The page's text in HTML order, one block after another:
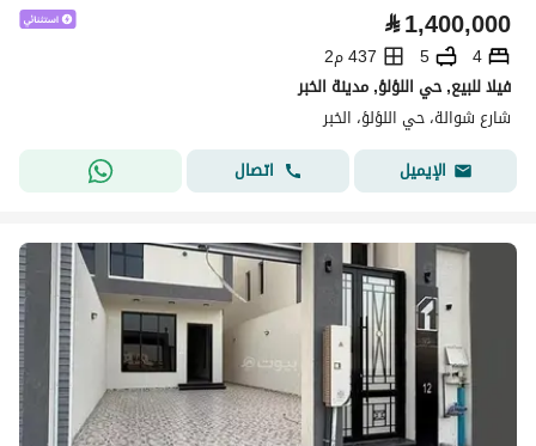
⃁1,400,000
4
5
437 م2
فيلا للبيع, حي اللؤلؤ, مدينة الخبر
شارع شوالة، حي اللؤلؤ، الخبر
الإيميل
اتصال